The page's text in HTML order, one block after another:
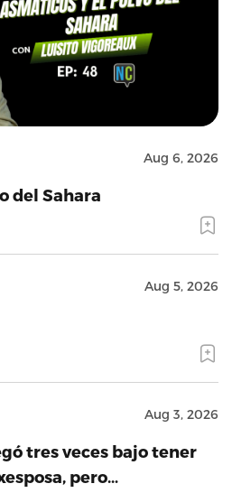
Aug 6, 2026
del Sahara
Aug 5, 2026
Aug 3, 2026
tres veces bajo tener
pero…